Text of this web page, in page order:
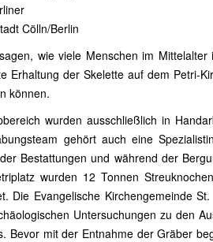
Cölln/Berlin
wie viele Menschen im
Erhaltung der Skelette auf dem Petri-
können.
wurden ausschließlich in
gehört auch eine
Bestattungen und während der
wurden 12 Tonnen
Die Evangelische Kirchengemeinde
Untersuchungen zu den
Bevor mit der Entnahme der Gräber